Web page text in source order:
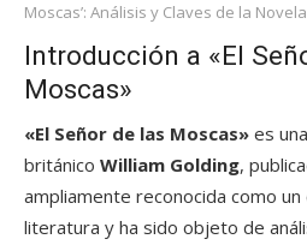
Moscas’: Análisis y Claves de la
Introducción a «El
Moscas»
«El Señor de las Moscas» es
británico William Golding,
ampliamente reconocida como
literatura y ha sido objeto de